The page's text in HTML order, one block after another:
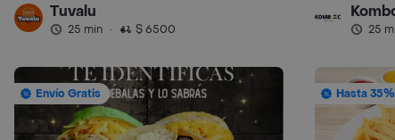
Tuvalu
25 min · $ 6500 25
Envío Gratis Hasta